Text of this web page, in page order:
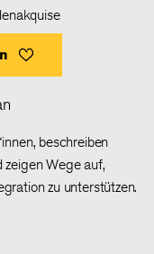
beschreiben
zeigen Wege auf,
zu unterstützen.